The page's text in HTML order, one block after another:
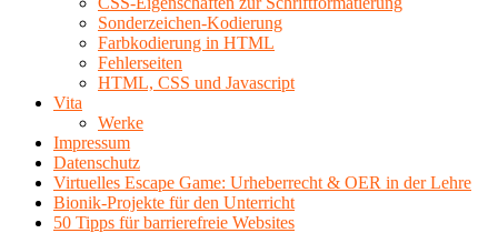
Sonderzeichen-Kodierung
Farbkodierung in HTML
Fehlerseiten
HTML, CSS und Javascript
Vita
Werke
Impressum
Datenschutz
Virtuelles Escape Game: Urheberrecht & OER in der Lehre
Bionik-Projekte für den Unterricht
50 Tipps für barrierefreie Websites